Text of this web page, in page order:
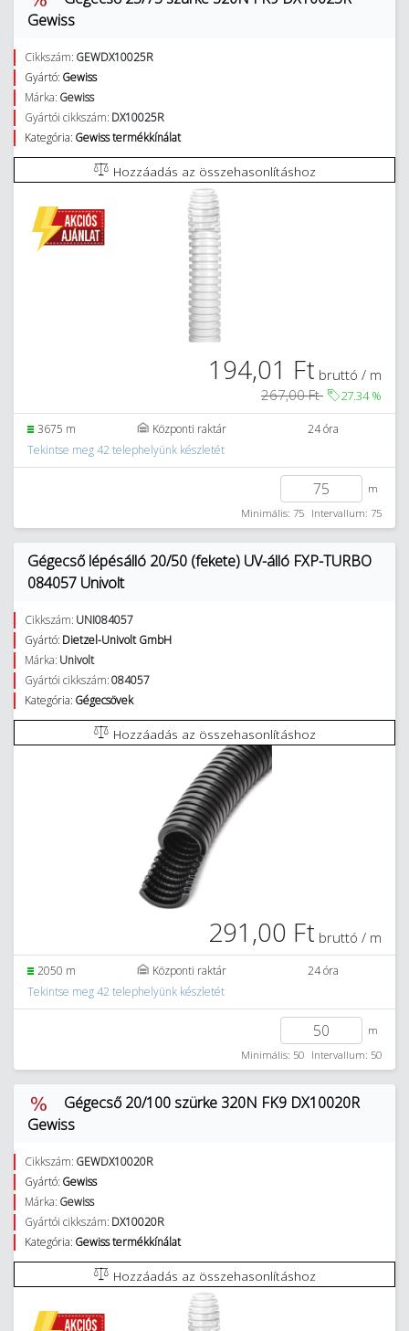
Gewiss
Cikkszám: GEWDX10025R
Gyártó: Gewiss
Márka: Gewiss
Gyártói cikkszám: DX10025R
Kategória: Gewiss termékkínálat
Hozzáadás az összehasonlításhoz
194,01 Ft bruttó / m
267,00 Ft
27.34%
3675 m Központi raktár
24 óra
Tekintse meg 42 telephelyünk készletét
m
Minimális: 75 Intervallum: 75
Gégecső lépésálló 20/50 (fekete) UV-álló FXP-TURBO
084057 Univolt
Cikkszám: UNI084057
Gyártó: Dietzel-Univolt GmbH
Márka: Univolt
Gyártói cikkszám:084057
Kategória: Gégecsövek
Hozzáadás az összehasonlításhoz
291,00 Ft bruttó / m
2050 m Központi raktár
24 óra
Tekintse meg 42 telephelyünk készletét
m
Minimális: 50 Intervallum: 50
Gégecső 20/100 szürke 320N FK9 DX10020R
Gewiss
Cikkszám: GEWDX10020R
Gyártó: Gewiss
Márka: Gewiss
Gyártói cikkszám: DX10020R
Kategória: Gewiss termékkínálat
Hozzáadás az összehasonlításhoz